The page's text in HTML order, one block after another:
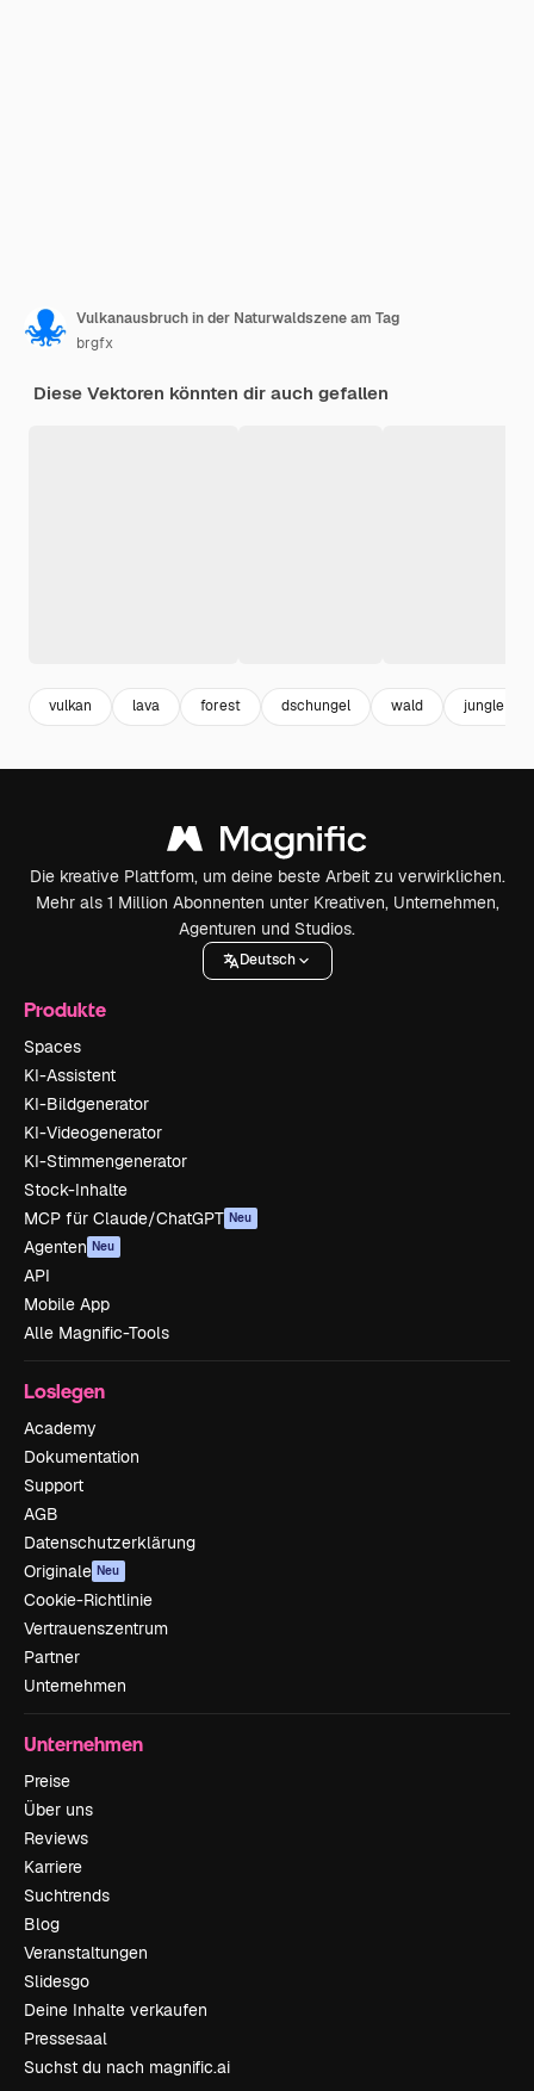
Vulkanausbruch in der Naturwaldszene am Tag
brgfx
Diese Vektoren könnten dir auch gefallen
vulkan lava forest dschungel wald jungle
Die kreative Plattform, um deine beste Arbeit zu verwirklichen.
Mehr als 1 Million Abonnenten unter Kreativen, Unternehmen,
Agenturen und Studios.
Deutsch
Produkte
Spaces
KI-Assistent
KI-Bildgenerator
KI-Videogenerator
KI-Stimmengenerator
Stock-Inhalte
MCP für Claude/ChatGPT Neu
Agenten Neu
API
Mobile App
Alle Magnific-Tools
Loslegen
Academy
Dokumentation
Support
AGB
Datenschutzerklärung
Originale Neu
Cookie-Richtlinie
Vertrauenszentrum
Partner
Unternehmen
Unternehmen
Preise
Über uns
Reviews
Karriere
Suchtrends
Blog
Veranstaltungen
Slidesgo
Deine Inhalte verkaufen
Pressesaal
Suchst du nach magnific.ai